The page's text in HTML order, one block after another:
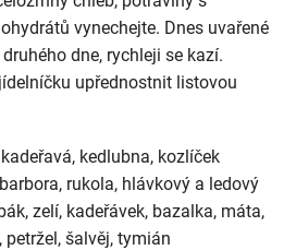
vynechejte. Dnes uvařené
dne, rychleji se kazí.
upřednostnit listovou
kedlubna, kozlíček
rukola, hlávkový a ledový
zelí, kadeřávek, bazalka, máta,
šalvěj, tymián